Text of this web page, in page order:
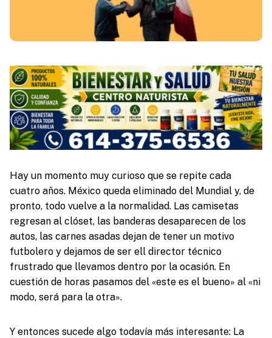
Hay un momento muy curioso que se repite cada
cuatro años. México queda eliminado del Mundial y, de
pronto, todo vuelve a la normalidad. Las camisetas
regresan al clóset, las banderas desaparecen de los
autos, las carnes asadas dejan de tener un motivo
futbolero y dejamos de ser ell director técnico
frustrado que llevamos dentro por la ocasión. En
cuestión de horas pasamos del «este es el bueno» al «ni
modo, será para la otra».
Y entonces sucede algo todavía más interesante: La